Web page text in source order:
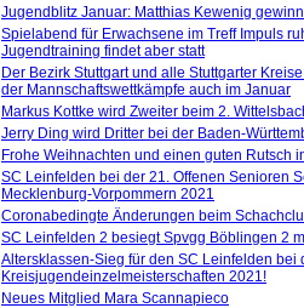
Jugendblitz Januar: Matthias Kewenig
Spielabend für Erwachsene im Treff Impuls
Jugendtraining findet aber statt
Der Bezirk Stuttgart und alle Stuttgarter
der Mannschaftswettkämpfe auch im Januar
Markus Kottke wird Zweiter beim 2.
Jerry Ding wird Dritter bei der Baden-
Frohe Weihnachten und einen guten Rutsch
SC Leinfelden bei der 21. Offenen Senioren
Mecklenburg-Vorpommern 2021
Coronabedingte Änderungen beim
SC Leinfelden 2 besiegt Spvgg Böblingen 2
Altersklassen-Sieg für den SC Leinfelden bei
Kreisjugendeinzelmeisterschaften 2021!
Neues Mitglied Mara Scannapieco